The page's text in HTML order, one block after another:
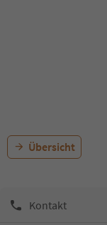
Übersicht
Kontakt